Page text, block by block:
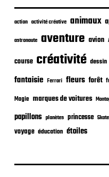
l
i
a
i
n
action activité créative animaux
astronaute aventure avion
course créativité dessin
fantaisie Ferrari fleurs forêt
Magie marques de voitures
papillons planètes princesse
voyage éducation étoiles